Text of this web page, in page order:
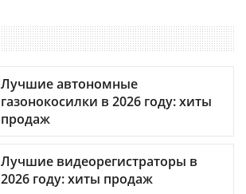
Лучшие автономные
газонокосилки в 2026 году: хиты
продаж
Лучшие видеорегистраторы в
2026 году: хиты продаж